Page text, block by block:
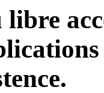
libre